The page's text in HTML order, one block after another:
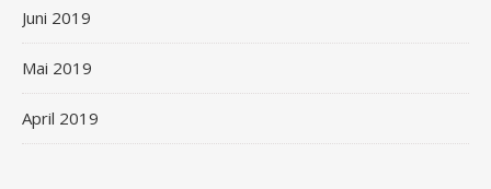
Juni 2019
Mai 2019
April 2019